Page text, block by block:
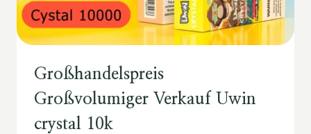
Großhandelspreis
Großvolumiger Verkauf Uwin
crystal 10k